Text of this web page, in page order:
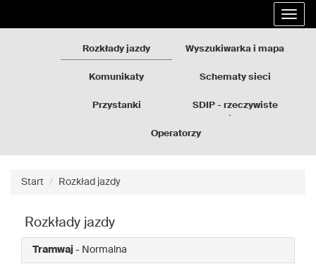
Rozkłady jazdy Wyszukiwarka i mapa
Komunikaty Schematy sieci
Przystanki
SDIP - rzeczywiste
Operatorzy
Start Rozkład jazdy
Rozkłady jazdy
Tramwaj - Normalna